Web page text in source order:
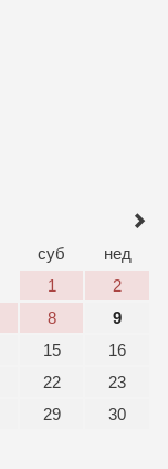
суб
нед
1
2
8
9
15
16
22
23
29
30